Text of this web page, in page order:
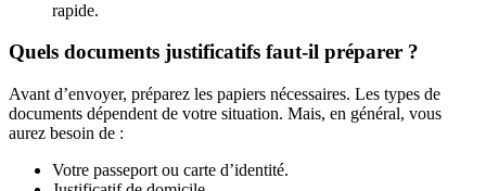
rapide.
Quels documents justificatifs faut-il préparer ?
Avant d’envoyer, préparez les papiers nécessaires. Les types de
documents dépendent de votre situation. Mais, en général, vous
aurez besoin de :
Votre passeport ou carte d’identité.